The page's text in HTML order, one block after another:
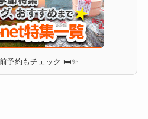
予約もチェック 🛏✨